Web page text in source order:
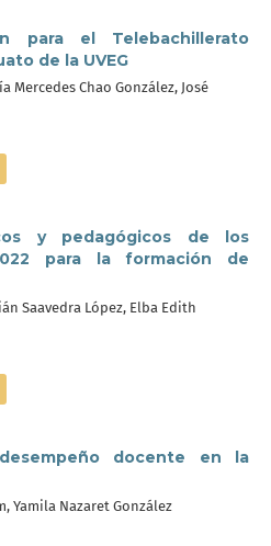
para el Telebachillerato
de la UVEG
Mercedes Chao González, José
y pedagógicos de los
para la formación de
Saavedra López, Elba Edith
docente en la
Yamila Nazaret González